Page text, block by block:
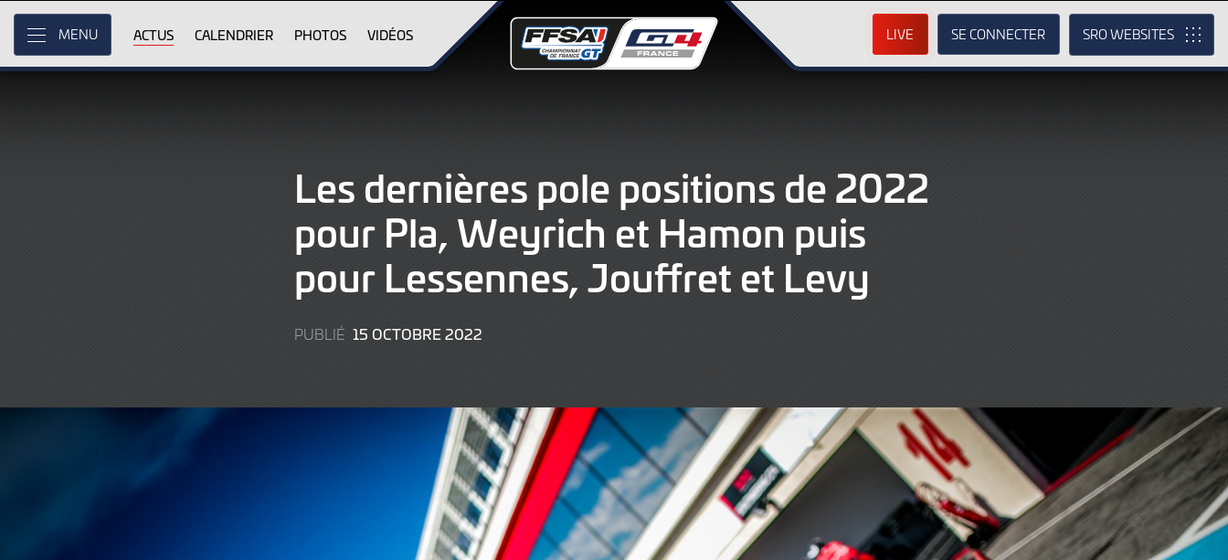
Skip
Main
Content
MENU ACTUS CALENDRIER PHOTOS VIDÉOS LIVE SE CONNECTER SRO
Les dernières pole positions de 2022
pour Pla, Weyrich et Hamon puis
pour Lessennes, Jouffret et Levy
PUBLIÉ 15 OCTOBRE 2022